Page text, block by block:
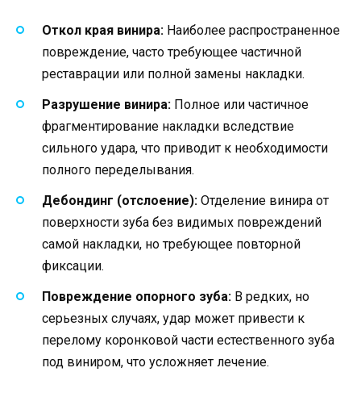
Откол края винира: Наиболее распространенное
повреждение, часто требующее частичной
реставрации или полной замены накладки.
Разрушение винира: Полное или частичное
фрагментирование накладки вследствие
сильного удара, что приводит к необходимости
полного переделывания.
Дебондинг (отслоение): Отделение винира от
поверхности зуба без видимых повреждений
самой накладки, но требующее повторной
фиксации.
Повреждение опорного зуба: В редких, но
серьезных случаях, удар может привести к
перелому коронковой части естественного зуба
под виниром, что усложняет лечение.